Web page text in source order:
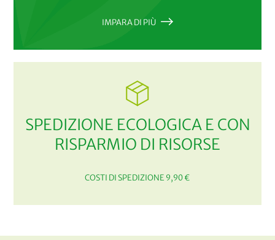
IMPARA DI PIÙ
SPEDIZIONE ECOLOGICA E CON
RISPARMIO DI RISORSE
COSTI DI SPEDIZIONE 9,90 €